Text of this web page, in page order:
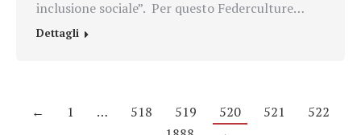
inclusione sociale”. Per questo Federculture…
Dettagli
← 1 … 518 519 520 521
522